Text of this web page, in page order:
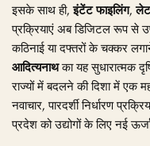
इसके साथ ही,इंटेंट फाइलिंग,
प्रक्रियाएं अब डिजिटल रूप से
कठिनाई या दफ्तरों के चक्कर
आदित्यनाथका यह सुधारात्मक
राज्यों में बदलने की दिशा में एक
नवाचार, पारदर्शी निर्धारण
प्रदेश को उद्योगों के लिए नई